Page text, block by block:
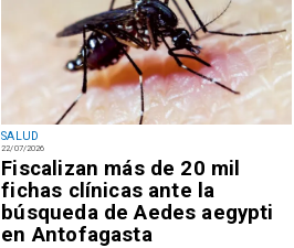
SALUD
22/07/2026
Fiscalizan más de 20 mil
fichas clínicas ante la
búsqueda de Aedes aegypti
en Antofagasta